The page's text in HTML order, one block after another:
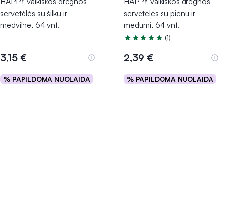
servetėlės su šilku ir
medvilne, 64 vnt.
3,15 €
% PAPILDOMA NUOLAIDA
Į krepšelį
servetėlės su pienu ir
medumi, 64 vnt.
Įvertinimas 5.0 iš 5
(1)
2,39 €
% PAPILDOMA NUOLAIDA
Į krepšelį